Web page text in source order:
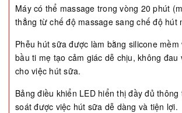
Máy có thể massage trong vòng 20 phút
thẳng từ chế độ massage sang chế độ hút
Phễu hút sữa được làm bằng silicone
bầu ti mẹ tạo cảm giác dễ chịu, không đau
cho việc hút sữa.
Bảng điều khiển LED hiển thị đầy đủ thông
soát được việc hút sữa dễ dàng và tiện lợi.